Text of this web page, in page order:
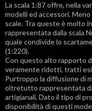
La scala 1:87 offre, nella
modelli ed accessori.
scale. Tra queste è molto
rappresentata dalla scala
quale condivide lo
(1:220).
Con questo alto rapporto
veramente ridotti, tratti
Purtroppo la diffusione di
oltretutto rappresentata
artigianali. Dato il tipo di
disponibilità di questi